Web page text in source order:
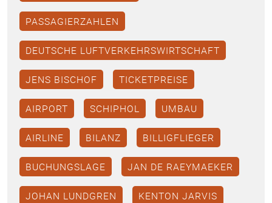
PASSAGIERZAHLEN
DEUTSCHE LUFTVERKEHRSWIRTSCHAFT
JENS BISCHOF TICKETPREISE
AIRPORT SCHIPHOL UMBAU
AIRLINE BILANZ BILLIGFLIEGER
BUCHUNGSLAGE JAN DE RAEYMAEKER
JOHAN LUNDGREN KENTON JARVIS